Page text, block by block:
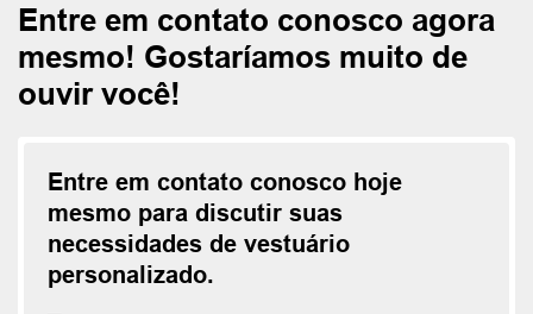
Entre em contato conosco agora
mesmo! Gostaríamos muito de
ouvir você!
Entre em contato conosco hoje
mesmo para discutir suas
necessidades de vestuário
personalizado.